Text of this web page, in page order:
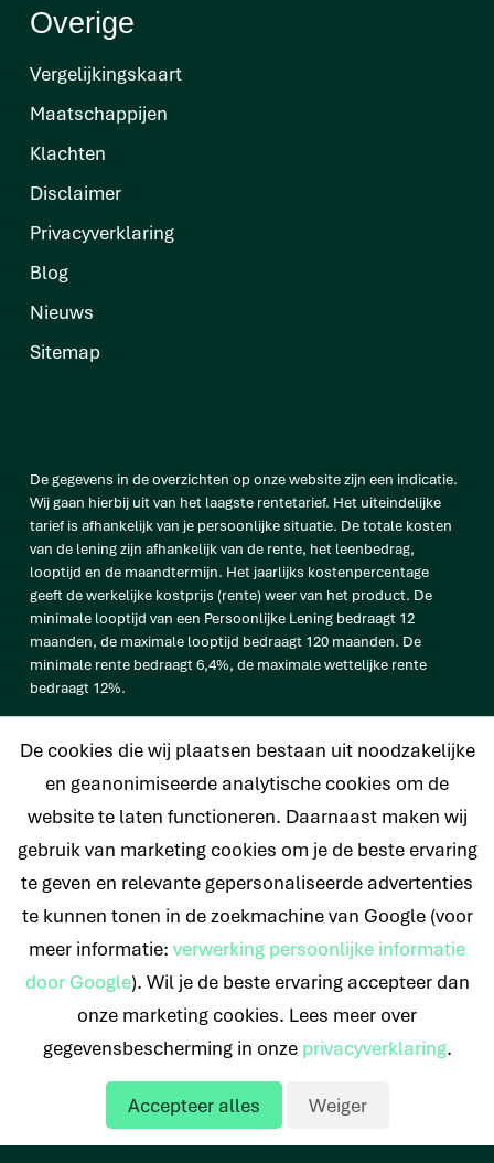
Offerte aanvragen
Overige
Vergelijkingskaart
Maatschappijen
Klachten
Disclaimer
Privacyverklaring
Blog
Nieuws
Sitemap
De gegevens in de overzichten op onze website zijn een indicatie.
Wij gaan hierbij uit van het laagste rentetarief. Het uiteindelijke
tarief is afhankelijk van je persoonlijke situatie. De totale kosten
van de lening zijn afhankelijk van de rente, het leenbedrag,
looptijd en de maandtermijn. Het jaarlijks kostenpercentage
geeft de werkelijke kostprijs (rente) weer van het product. De
minimale looptijd van een Persoonlijke Lening bedraagt 12
maanden, de maximale looptijd bedraagt 120 maanden. De
minimale rente bedraagt 6,4%, de maximale wettelijke rente
bedraagt 12%.
bedraagt € 33.638 op basis van een looptijd van 120 maanden met
een maandtermijn van € 280,32 en een rentetarief van 6,4%.
© 2026 Nederlands Krediet Collectief
De cookies die wij plaatsen bestaan uit noodzakelijke
en geanonimiseerde analytische cookies om de
website te laten functioneren. Daarnaast maken wij
gebruik van marketing cookies om je de beste ervaring
te geven en relevante gepersonaliseerde advertenties
te kunnen tonen in de zoekmachine van Google (voor
meer informatie: verwerking persoonlijke informatie
door Google). Wil je de beste ervaring accepteer dan
onze marketing cookies. Lees meer over
gegevensbescherming in onze privacyverklaring.
Accepteer alles Weiger